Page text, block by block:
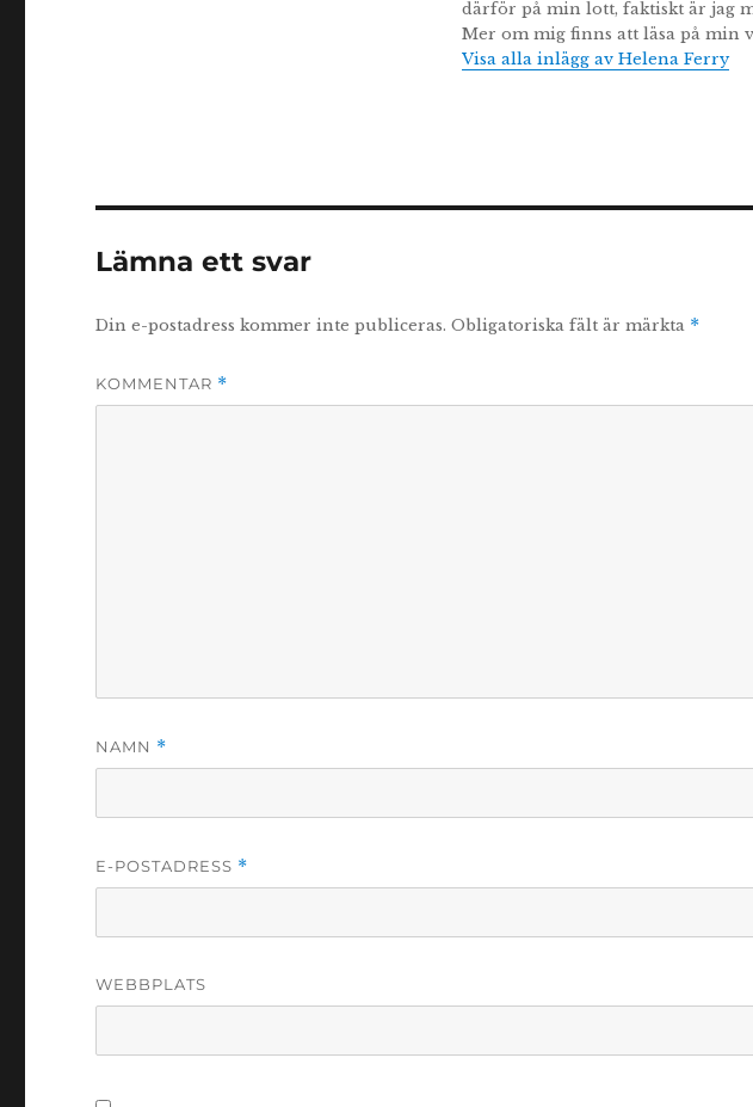
därför på min lott, faktiskt är jag
Mer om mig finns att läsa på min
Visa alla inlägg av Helena Ferry
Lämna ett svar
Din e-postadress kommer inte publiceras. Obligatoriska fält är märkta *
KOMMENTAR *
NAMN *
E-POSTADRESS *
WEBBPLATS